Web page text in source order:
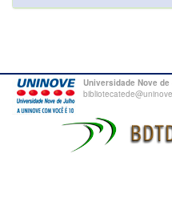
Universidade Nove